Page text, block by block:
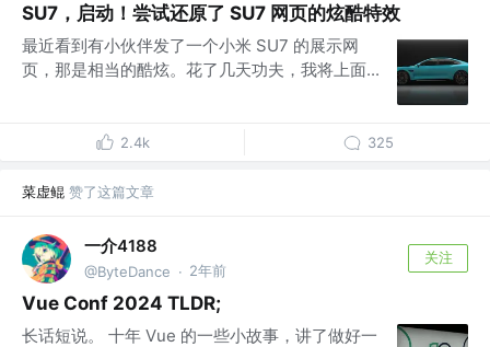
SU7，启动！尝试还原了 SU7 网页的炫酷特效
最近看到有小伙伴发了一个小米 SU7 的展示网
页，那是相当的酷炫。花了几天功夫，我将上面...
2.4k 325
菜虚鲲 赞了这篇文章
一介4188
@ByteDance · 2年前
关注
Vue Conf 2024 TLDR;
长话短说。 十年 Vue 的一些小故事，讲了做好一